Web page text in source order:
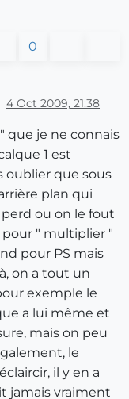
0
4 Oct 2009, 21:38
que je ne connais
1 est
oublier que sous
plan qui
ou on le fout
pour " multiplier "
pour PS mais
on a tout un
exemple le
a lui même et
mais on peu
le
il y en a
jamais vraiment